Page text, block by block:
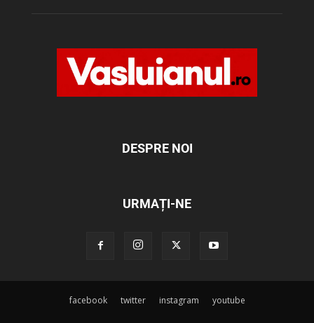
DESPRE NOI
URMAȚI-NE
facebook twitter instagram youtube